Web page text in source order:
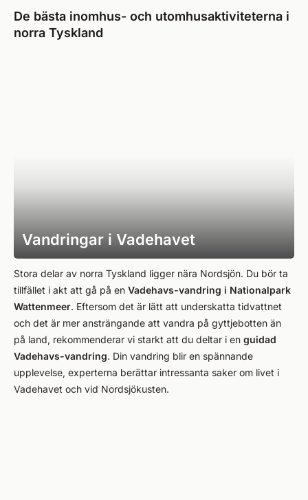
De bästa inomhus- och utomhusaktiviteterna i
norra Tyskland
Vandringar i Vadehavet
Stora delar av norra Tyskland ligger nära Nordsjön. Du bör ta
tillfället i akt att gå på en Vadehavs-vandring i Nationalpark
Wattenmeer. Eftersom det är lätt att underskatta tidvattnet
och det är mer ansträngande att vandra på gyttjebotten än
på land, rekommenderar vi starkt att du deltar i en guidad
Vadehavs-vandring. Din vandring blir en spännande
upplevelse, experterna berättar intressanta saker om livet i
Vadehavet och vid Nordsjökusten.